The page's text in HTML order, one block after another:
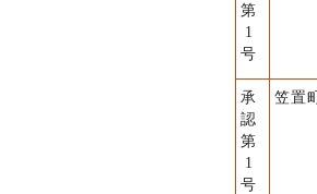
第
1
号
承
認
第
1
号
笠置